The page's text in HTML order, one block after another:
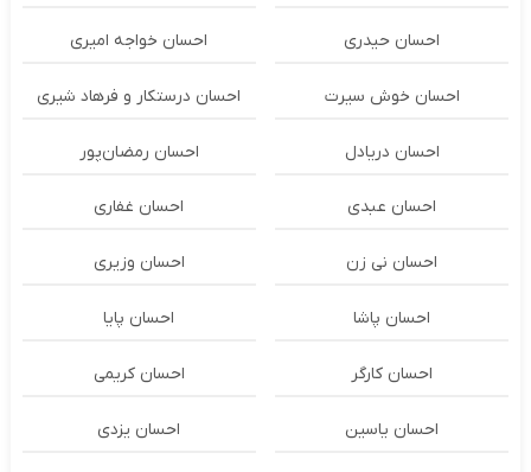
احسان حیدری احسان خواجه امیری
احسان خوش سیرت احسان درستكار و فرهاد شيرى
احسان دریادل احسان رمضان‌پور
احسان عبدی احسان غفاری
احسان نی زن احسان وزیری
احسان پاشا احسان پایا
احسان کارگر احسان کریمی
احسان یاسین احسان یزدی